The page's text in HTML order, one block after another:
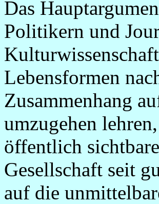
Das
Politikern und
Lebensformen
Zusammenhang
umzugehen
öffentlich
Gesellschaft seit
auf die